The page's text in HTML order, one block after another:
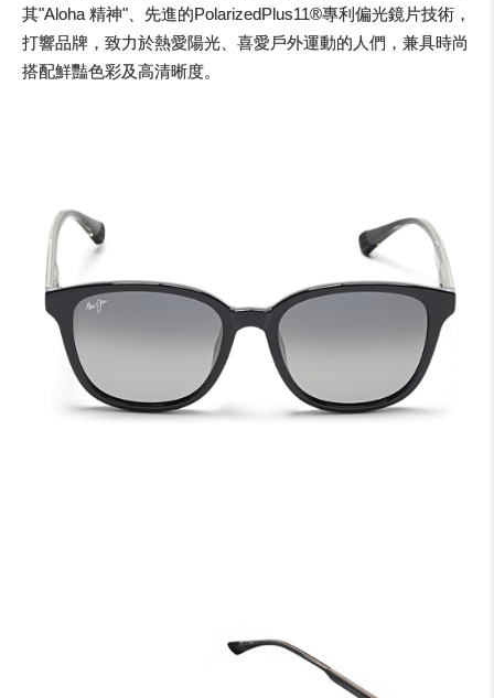
其"Aloha 精神"、先進的PolarizedPlus11®專利偏光鏡片技術，
打響品牌，致力於熱愛陽光、喜愛戶外運動的人們，兼具時尚
搭配鮮豔色彩及高清晰度。